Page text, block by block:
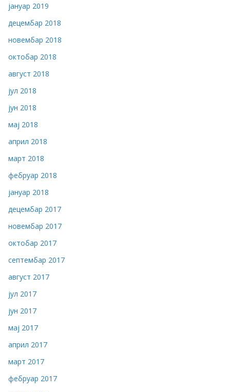
јануар 2019
децембар 2018
новембар 2018
октобар 2018
август 2018
јул 2018
јун 2018
мај 2018
април 2018
март 2018
фебруар 2018
јануар 2018
децембар 2017
новембар 2017
октобар 2017
септембар 2017
август 2017
јул 2017
јун 2017
мај 2017
април 2017
март 2017
фебруар 2017